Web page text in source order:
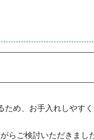
め、お手入れしやす
らご検討いただきまし